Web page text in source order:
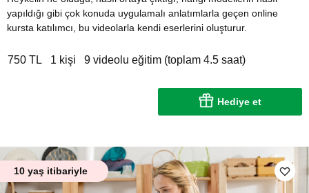
yapıldığı gibi çok konuda uygulamalı anlatımlarla geçen online
kursta katılımcı, bu videolarla kendi eserlerini oluşturur.
750 TL 1 kişi 9 videolu eğitim (toplam 4.5 saat)
Hediye et
10 yaş itibariyle